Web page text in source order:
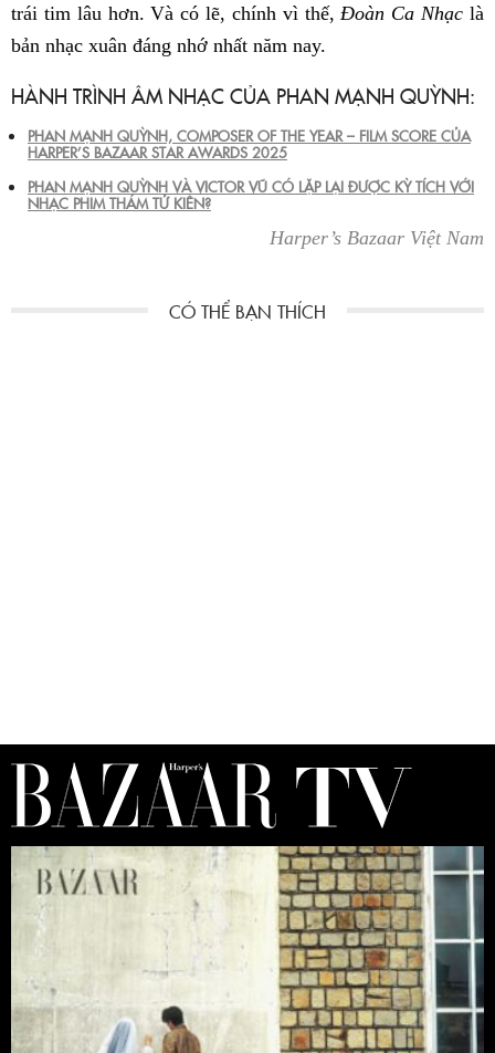
trái tim lâu hơn. Và có lẽ, chính vì thế, Đoàn Ca Nhạc là
bản nhạc xuân đáng nhớ nhất năm nay.
HÀNH TRÌNH ÂM NHẠC CỦA PHAN MẠNH QUỲNH:
PHAN MẠNH QUỲNH, COMPOSER OF THE YEAR – FILM SCORE CỦA
HARPER’S BAZAAR STAR AWARDS 2025
PHAN MẠNH QUỲNH VÀ VICTOR VŨ CÓ LẶP LẠI ĐƯỢC KỲ TÍCH VỚI
NHẠC PHIM THÁM TỬ KIÊN?
Harper’s Bazaar Việt Nam